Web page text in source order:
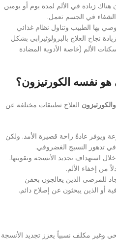
هناك زيادة في الألم لمدة يوم أو يومين
في الجسم تعمل.
بها الطبيب وتناول نظام غذائي
نجاح العلاج بالبرولوثيرابي بشكل
الألم (خاصة الأدوية المضادة
هو نفسه الكورتيزون؟
والكورتيزون العلاج تطبيقات مختلفة عن
ويوفر عادةً راحة قصيرة الأمد. ولكن
تدهور النسيج الغضروفي.
استهداف تجديد الأنسجة وتقويتها.
من إخفاء الألم.
جاد للمرضى الذين يعالجون بحقن
أو الذين يبحثون عن إصلاح دائم.
وغير مكلف نسبياً يعزز تجديد الأنسجة